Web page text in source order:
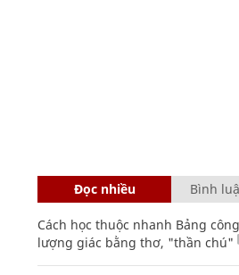
Đọc nhiều Bình
Cách học thuộc nhanh Bảng
lượng giác bằng thơ, "thần chú"